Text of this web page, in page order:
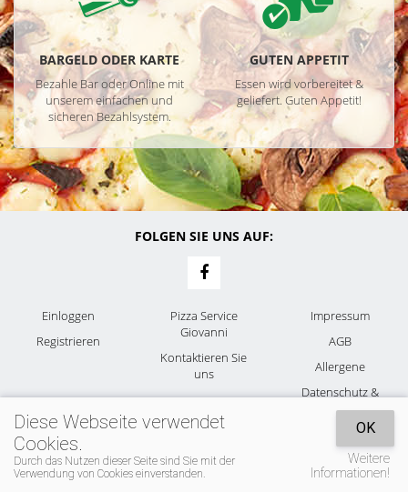
BARGELD ODER KARTE
Bezahle Bar oder Online mit
unserem einfachen und
sicheren Bezahlsystem.
GUTEN APPETIT
Essen wird vorbereitet &
geliefert. Guten Appetit!
FOLGEN SIE UNS AUF:
Einloggen
Registrieren
Pizza Service
Giovanni
Kontaktieren Sie
uns
Impressum
AGB
Allergene
Datenschutz &
Cookies
Diese Webseite verwendet
Cookies.
Durch das Nutzen dieser Seite sind Sie mit der
Verwendung von Cookies einverstanden.
OK
Weitere
Informationen!